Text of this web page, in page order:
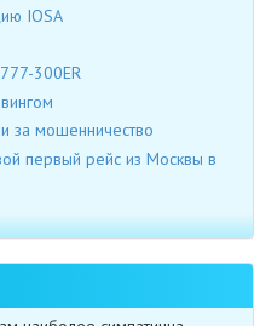
IOSA
300ER
за мошенничество
первый рейс из Москвы в